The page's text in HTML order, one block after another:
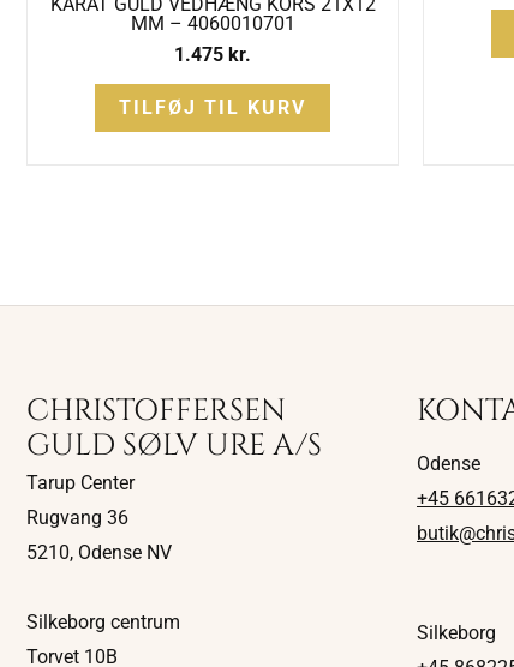
MM – 4060010701
1.475 kr.
TILFØJ TIL KURV
CHRISTOFFERSEN
GULD SØLV URE A/S
Tarup Center
Rugvang 36
5210, Odense NV
Silkeborg centrum
Torvet 10B
Odense
+45
Silkeborg